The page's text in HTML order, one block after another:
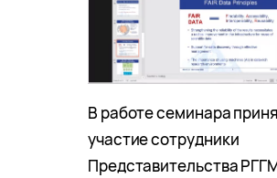
В работе семинара
участие сотрудники
Представительства